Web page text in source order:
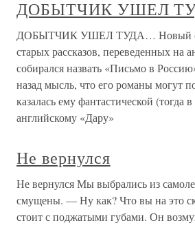
ДОБЫТЧИК УШЕЛ
ДОБЫТЧИК УШЕЛ ТУДА… Новый
старых рассказов, переведенных на
собирался назвать «Письмо в
назад мысль, что его романы могут
казалась ему фантастической (тогда
английскому «Дару»
Не вернулся
Не вернулся Мы выбрались из
смущены. — Ну как? Что вы на это
стоит с поджатыми губами. Он